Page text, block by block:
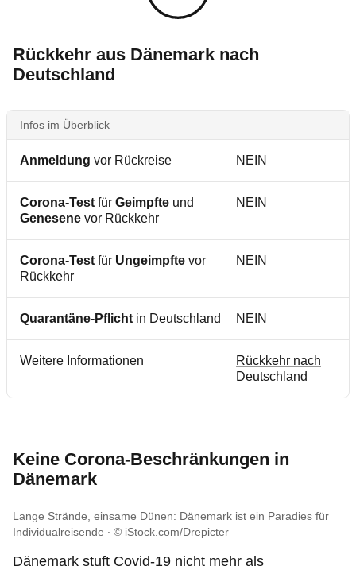
Rückkehr aus Dänemark nach
Deutschland
Infos im Überblick
Anmeldung vor Rückreise NEIN
Corona-Test für Geimpfte und
Genesene vor Rückkehr
NEIN
Corona-Test für Ungeimpfte vor
Rückkehr
NEIN
Quarantäne-Pflicht in Deutschland NEIN
Weitere Informationen
Rückkehr nach
Deutschland
Keine Corona-Beschränkungen in
Dänemark
Lange Strände, einsame Dünen: Dänemark ist ein Paradies für
Individualreisende
© iStock.com/Drepicter
Dänemark stuft Covid-19 nicht mehr als